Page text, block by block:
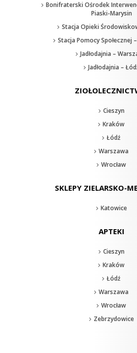
Bonifraterski Ośrodek
Piaski-Marysin
Stacja Opieki
Stacja Pomocy Społecznej
Jadłodajnia –
Jadłodajnia –
Cieszyn
Kraków
Łódź
Warszawa
Wrocław
SKLEPY ZIELARSKO-
Katowice
APTEKI
Cieszyn
Kraków
Łódź
Warszawa
Wrocław
Zebrzydowice